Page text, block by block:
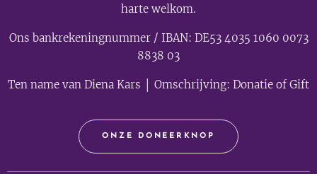
harte welkom.
Ons bankrekeningnummer / IBAN: DE53 4035 1060 0073
8838 03
Ten name van Diena Kars │ Omschrijving: Donatie of Gift
ONZE DONEERKNOP